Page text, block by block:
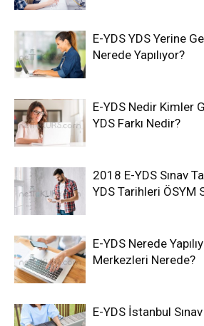
E-YDS YDS Yerine
Nerede Yapılıyor?
E-YDS Nedir Kimler
YDS Farkı Nedir?
2018 E-YDS Sınav
YDS Tarihleri ÖSYM
E-YDS Nerede
Merkezleri Nerede?
E-YDS İstanbul